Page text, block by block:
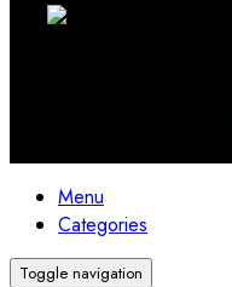
Menu
Categories
Toggle navigation